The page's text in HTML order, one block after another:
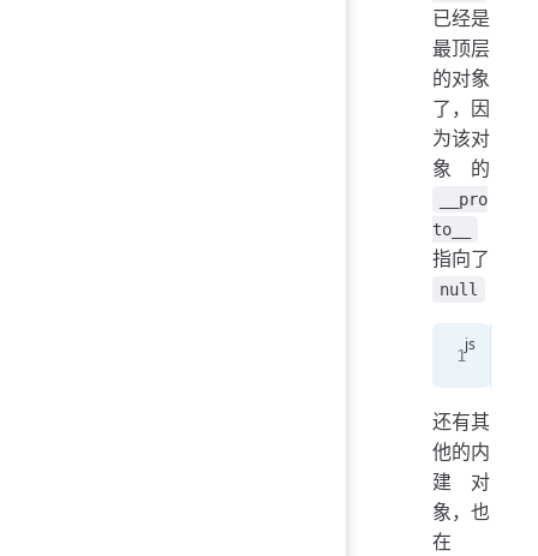
已经是
最顶层
的对象
了，因
为该对
象的
__pro
to__
指向了
null
还有其
他的内
建对
象，也
在